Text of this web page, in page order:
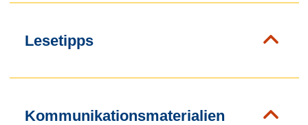
Lesetipps
Kommunikationsmaterialien